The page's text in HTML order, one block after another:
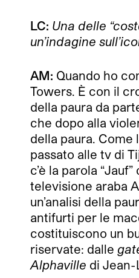
LC: Una delle
un’indagine
AM: Quando ho
Towers. È con il
della paura da
che dopo alla
della paura.
passato alle tv di
c’è la parola
televisione araba
un’analisi della
antifurti per le
costituiscono un
riservate: dalle
Alphaville di Jean-